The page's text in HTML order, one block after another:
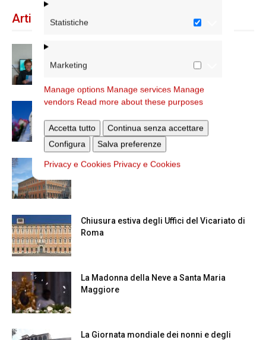
Statistiche
Marketing
Manage options Manage services Manage
vendors Read more about these purposes
Accetta tutto
Continua senza accettare
Configura
Salva preferenze
Privacy e Cookies Privacy e Cookies
Articoli recenti
dell’Istituto Paritario Sant’Apollinare
Dal 28 al 31 agosto il pellegrinaggio
diocesano a Lourdes
Nuove nomine nella diocesi di Roma
Chiusura estiva degli Uffici del Vicariato di
Roma
La Madonna della Neve a Santa Maria
Maggiore
La Giornata mondiale dei nonni e degli